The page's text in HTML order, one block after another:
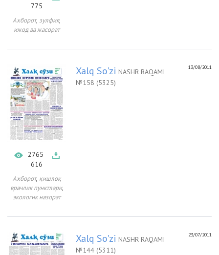
775
Ахборот, зулфия,
ижод ва жасорат
2765
616
Ахборот, қишлоқ
врачлик пунктлари,
экологик назорат
13/08/2011
Xalq So'zi NASHR RAQAMI
№158 (5325)
23/07/2011
Xalq So'zi NASHR RAQAMI
№144 (5311)